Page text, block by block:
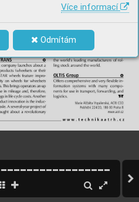
Více informací
Odmítám
5